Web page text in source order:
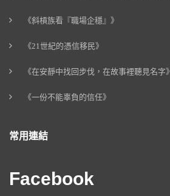
《斜槓族看『職場企穩』》
《21世紀的憑信移民》
《在安靜中找回步伐，在故事裡聽見名字》
《一份不能辜負的信任》
常用連結
Facebook